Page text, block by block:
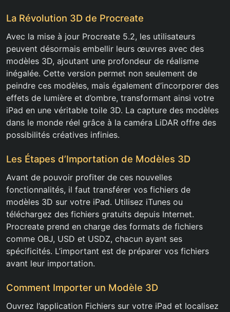
La Révolution 3D de Procreate
Avec la mise à jour Procreate 5.2, les utilisateurs
peuvent désormais embellir leurs œuvres avec des
modèles 3D, ajoutant une profondeur de réalisme
inégalée. Cette version permet non seulement de
peindre ces modèles, mais également d’incorporer des
effets de lumière et d’ombre, transformant ainsi votre
iPad en une véritable toile 3D. La capture des modèles
dans le monde réel grâce à la caméra LiDAR offre des
possibilités créatives infinies.
Les Étapes d’Importation de Modèles 3D
Avant de pouvoir profiter de ces nouvelles
fonctionnalités, il faut transférer vos fichiers de
modèles 3D sur votre iPad. Utilisez iTunes ou
téléchargez des fichiers gratuits depuis Internet.
Procreate prend en charge des formats de fichiers
comme OBJ, USD et USDZ, chacun ayant ses
spécificités. L’important est de préparer vos fichiers
avant leur importation.
Comment Importer un Modèle 3D
Ouvrez l’application Fichiers sur votre iPad et localisez